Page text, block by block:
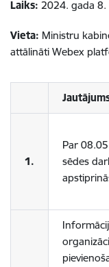
Laiks: 2024. gada
Vieta: Ministru
attālināti Webex
1.
Par
sēdes